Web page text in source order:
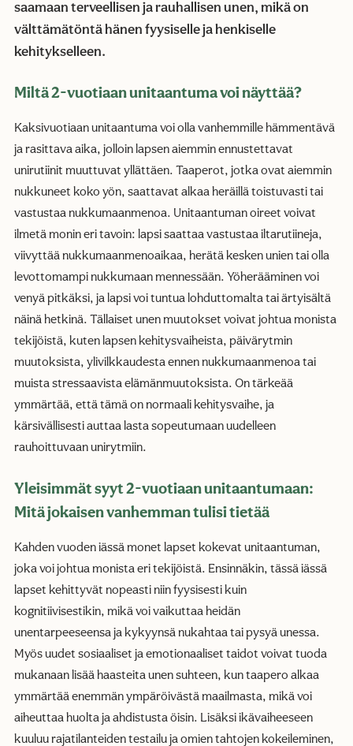
saamaan terveellisen ja rauhallisen unen, mikä on
välttämätöntä hänen fyysiselle ja henkiselle
kehitykselleen.
Miltä 2-vuotiaan unitaantuma voi näyttää?
Kaksivuotiaan unitaantuma voi olla vanhemmille hämmentävä
ja rasittava aika, jolloin lapsen aiemmin ennustettavat
unirutiinit muuttuvat yllättäen. Taaperot, jotka ovat aiemmin
nukkuneet koko yön, saattavat alkaa heräillä toistuvasti tai
vastustaa nukkumaanmenoa. Unitaantuman oireet voivat
ilmetä monin eri tavoin: lapsi saattaa vastustaa iltarutiineja,
viivyttää nukkumaanmenoaikaa, herätä kesken unien tai olla
levottomampi nukkumaan mennessään. Yöherääminen voi
venyä pitkäksi, ja lapsi voi tuntua lohduttomalta tai ärtyisältä
näinä hetkinä. Tällaiset unen muutokset voivat johtua monista
tekijöistä, kuten lapsen kehitysvaiheista, päivärytmin
muutoksista, ylivilkkaudesta ennen nukkumaanmenoa tai
muista stressaavista elämänmuutoksista. On tärkeää
ymmärtää, että tämä on normaali kehitysvaihe, ja
kärsivällisesti auttaa lasta sopeutumaan uudelleen
rauhoittuvaan unirytmiin.
Yleisimmät syyt 2-vuotiaan unitaantumaan:
Mitä jokaisen vanhemman tulisi tietää
Kahden vuoden iässä monet lapset kokevat unitaantuman,
joka voi johtua monista eri tekijöistä. Ensinnäkin, tässä iässä
lapset kehittyvät nopeasti niin fyysisesti kuin
kognitiivisestikin, mikä voi vaikuttaa heidän
unentarpeeseensa ja kykyynsä nukahtaa tai pysyä unessa.
Myös uudet sosiaaliset ja emotionaaliset taidot voivat tuoda
mukanaan lisää haasteita unen suhteen, kun taapero alkaa
ymmärtää enemmän ympäröivästä maailmasta, mikä voi
aiheuttaa huolta ja ahdistusta öisin. Lisäksi ikävaiheeseen
kuuluu rajatilanteiden testailu ja omien tahtojen kokeileminen,